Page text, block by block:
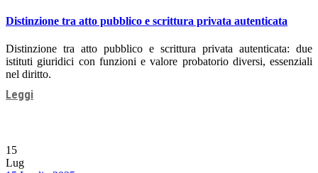
Distinzione tra atto pubblico e scrittura privata autenticata
Distinzione tra atto pubblico e scrittura privata autenticata: due
istituti giuridici con funzioni e valore probatorio diversi, essenziali
nel diritto.
Leggi
15
Lug